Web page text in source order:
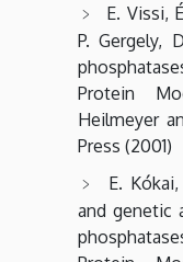
E. Vissi,
P. Gergely,
Protein
Heilmeyer
Press (2001)
E.
and genetic